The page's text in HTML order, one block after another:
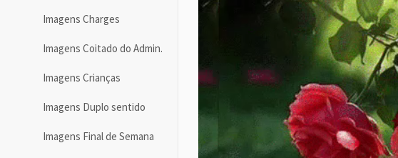
Imagens Charges
Imagens Coitado do Admin.
Imagens Crianças
Imagens Duplo sentido
Imagens Final de Semana